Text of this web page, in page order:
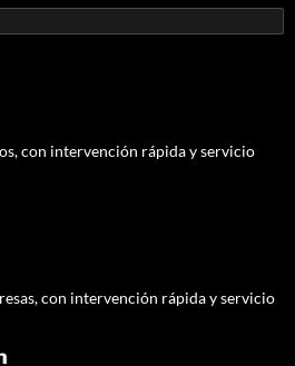
con intervención rápida y servicio
con intervención rápida y servicio